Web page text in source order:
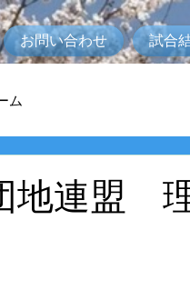
お問い合わせ 試合
ム
地連盟